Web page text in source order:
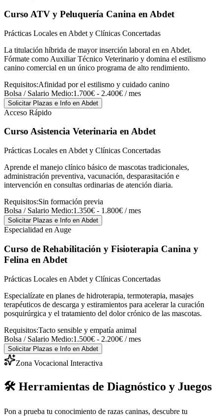
Curso ATV y Peluquería Canina en Abdet
Prácticas Locales en Abdet y Clínicas Concertadas
La titulación híbrida de mayor inserción laboral en en Abdet.
Fórmate como Auxiliar Técnico Veterinario y domina el estilismo
canino comercial en un único programa de alto rendimiento.
Requisitos:Afinidad por el estilismo y cuidado canino
Bolsa / Salario Medio:1.700€ - 2.400€ / mes
Solicitar Plazas e Info en Abdet
Acceso Rápido
Curso Asistencia Veterinaria en Abdet
Prácticas Locales en Abdet y Clínicas Concertadas
Aprende el manejo clínico básico de mascotas tradicionales,
administración preventiva, vacunación, desparasitación e
intervención en consultas ordinarias de atención diaria.
Requisitos:Sin formación previa
Bolsa / Salario Medio:1.350€ - 1.800€ / mes
Solicitar Plazas e Info en Abdet
Especialidad en Auge
Curso de Rehabilitación y Fisioterapia Canina y
Felina en Abdet
Prácticas Locales en Abdet y Clínicas Concertadas
Especialízate en planes de hidroterapia, termoterapia, masajes
terapéuticos de descarga y estiramientos para acelerar la curación
posquirúrgica y el tratamiento del dolor crónico de las mascotas.
Requisitos:Tacto sensible y empatía animal
Bolsa / Salario Medio:1.500€ - 2.200€ / mes
Solicitar Plazas e Info en Abdet
Zona Vocacional Interactiva
🛠️ Herramientas de Diagnóstico y Juegos
Pon a prueba tu conocimiento de razas caninas, descubre tu